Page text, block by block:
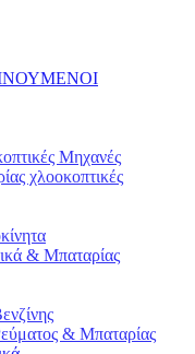
Μηχανές
χλοοκοπτικές
& Μπαταρίας
& Μπαταρίας